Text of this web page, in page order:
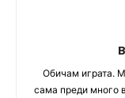
Обичам играта.
сама преди много